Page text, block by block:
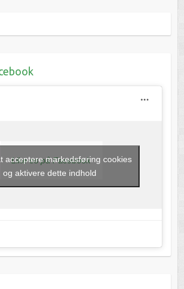
Like os på Facebook
acceptere markedsføring cookies
og aktivere dette indhold